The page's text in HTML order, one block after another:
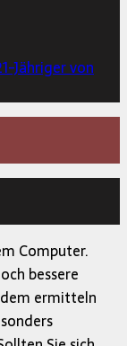
Jähriger von
Computer.
bessere
ermitteln